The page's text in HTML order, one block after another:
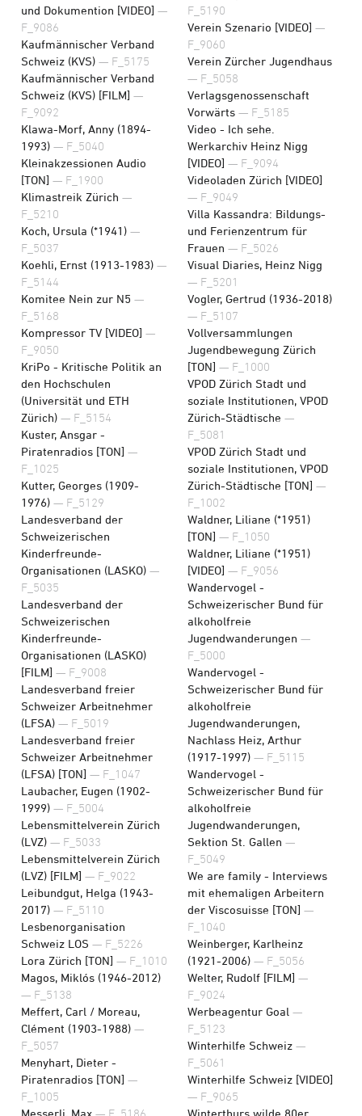
und Dokumention [VIDEO] —
F_9086
Kaufmännischer Verband
Schweiz (KVS) — F_5175
Kaufmännischer Verband
Schweiz (KVS) [FILM] —
F_9092
Klawa-Morf, Anny (1894-
1993) — F_5040
Kleinakzessionen Audio
[TON] — F_1900
Klimastreik Zürich —
F_5210
Koch, Ursula (*1941) —
F_5037
Koehli, Ernst (1913-1983) —
F_5144
Komitee Nein zur N5 —
F_5168
Kompressor TV [VIDEO] —
F_9050
KriPo - Kritische Politik an
den Hochschulen
(Universität und ETH
Zürich) — F_5154
Kuster, Ansgar -
Piratenradios [TON] —
F_1025
Kutter, Georges (1909-
1976) — F_5129
Landesverband der
Schweizerischen
Kinderfreunde-
Organisationen (LASKO) —
F_5035
Landesverband der
Schweizerischen
Kinderfreunde-
Organisationen (LASKO)
[FILM] — F_9008
Landesverband freier
Schweizer Arbeitnehmer
(LFSA) — F_5019
Landesverband freier
Schweizer Arbeitnehmer
(LFSA) [TON] — F_1047
Laubacher, Eugen (1902-
1999) — F_5004
Lebensmittelverein Zürich
(LVZ) — F_5033
Lebensmittelverein Zürich
(LVZ) [FILM] — F_9022
Leibundgut, Helga (1943-
2017) — F_5110
Lesbenorganisation
Schweiz LOS — F_5226
Lora Zürich [TON] — F_1010
Magos, Miklós (1946-2012)
— F_5138
Meffert, Carl / Moreau,
Clément (1903-1988) —
F_5057
Menyhart, Dieter -
Piratenradios [TON] —
F_1005
F_5190
Verein Szenario [VIDEO] —
F_9060
Verein Zürcher Jugendhaus
— F_5058
Verlagsgenossenschaft
Vorwärts — F_5185
Video - Ich sehe.
Werkarchiv Heinz Nigg
[VIDEO] — F_9094
Videoladen Zürich [VIDEO]
— F_9049
Villa Kassandra: Bildungs-
und Ferienzentrum für
Frauen — F_5026
Visual Diaries, Heinz Nigg
— F_5201
Vogler, Gertrud (1936-2018)
— F_5107
Vollversammlungen
Jugendbewegung Zürich
[TON] — F_1000
VPOD Zürich Stadt und
soziale Institutionen, VPOD
Zürich-Städtische —
F_5081
VPOD Zürich Stadt und
soziale Institutionen, VPOD
Zürich-Städtische [TON] —
F_1002
Waldner, Liliane (*1951)
[TON] — F_1050
Waldner, Liliane (*1951)
[VIDEO] — F_9056
Wandervogel -
Schweizerischer Bund für
alkoholfreie
Jugendwanderungen —
F_5000
Wandervogel -
Schweizerischer Bund für
alkoholfreie
Jugendwanderungen,
Nachlass Heiz, Arthur
(1917-1997) — F_5115
Wandervogel -
Schweizerischer Bund für
alkoholfreie
Jugendwanderungen,
Sektion St. Gallen —
F_5049
We are family - Interviews
mit ehemaligen Arbeitern
der Viscosuisse [TON] —
F_1040
Weinberger, Karlheinz
(1921-2006) — F_5056
Welter, Rudolf [FILM] —
F_9024
Werbeagentur Goal —
F_5123
Winterhilfe Schweiz —
F_5061
Winterhilfe Schweiz [VIDEO]
— F_9065